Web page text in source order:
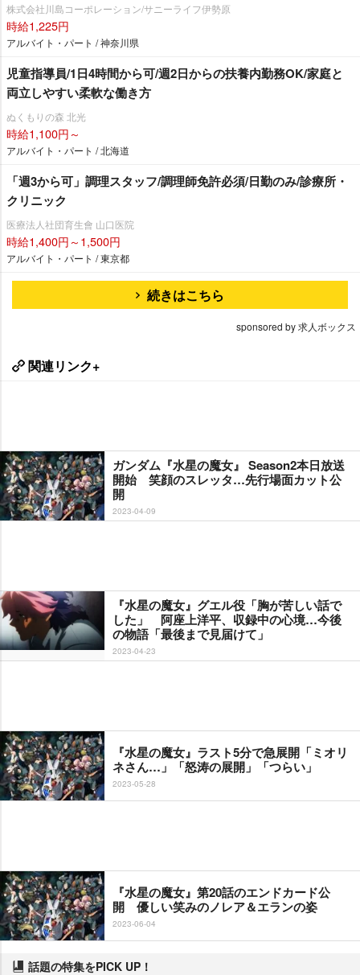
株式会社川島コーポレーション/サニーライフ伊勢原
時給1,225円
アルバイト・パート / 神奈川県
児童指導員/1日4時間から可/週2日からの扶養内勤務OK/家庭と
両立しやすい柔軟な働き方
ぬくもりの森 北光
時給1,100円～
アルバイト・パート / 北海道
「週3から可」調理スタッフ/調理師免許必須/日勤のみ/診療所・
クリニック
医療法人社団育生會 山口医院
時給1,400円～1,500円
アルバイト・パート / 東京都
続きはこちら
sponsored by 求人ボックス
関連リンク+
ガンダム『水星の魔女』 Season2本日放送
開始 笑顔のスレッタ…先行場面カット公
開
2023-04-09
『水星の魔女』グエル役「胸が苦しい話で
した」 阿座上洋平、収録中の心境…今後
の物語「最後まで見届けて」
2023-04-23
『水星の魔女』ラスト5分で急展開「ミオリ
ネさん…」「怒涛の展開」「つらい」
2023-05-28
『水星の魔女』第20話のエンドカード公
開 優しい笑みのノレア＆エランの姿
2023-06-04
話題の特集をPICK UP！